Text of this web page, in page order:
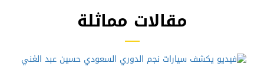
مقالات مماثلة